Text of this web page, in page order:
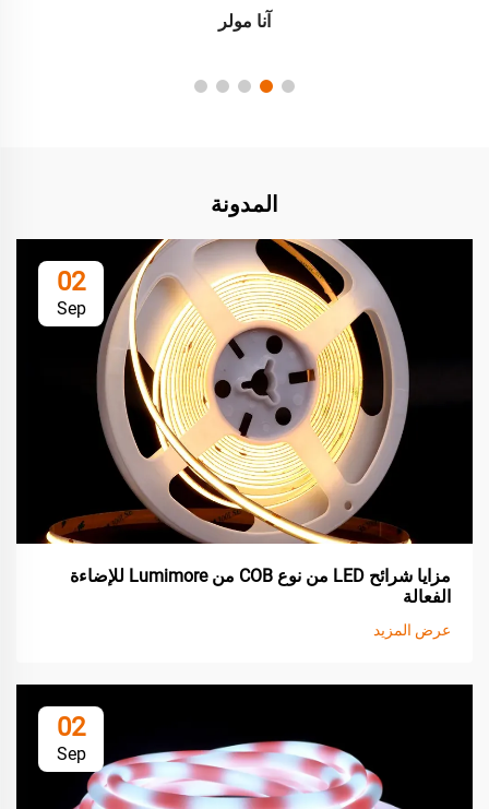
آنا مولر
المدونة
02
Sep
مزايا شرائح LED من نوع COB من Lumimore للإضاءة
الفعالة
عرض المزيد
02
Sep